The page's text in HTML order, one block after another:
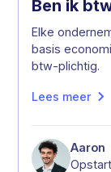
Ben ik
Elke
basis
btw-plichtig.
Lees meer
Aaron